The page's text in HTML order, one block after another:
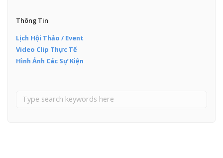
Thông Tin
Lịch Hội Thảo / Event
Video Clip Thực Tế
Hình Ảnh Các Sự Kiện